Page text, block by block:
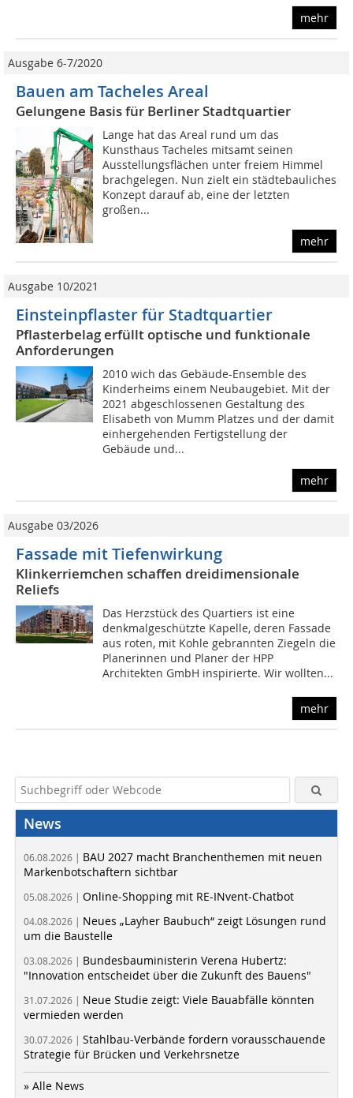
mehr
Ausgabe 6-7/2020
Bauen am Tacheles Areal
Gelungene Basis für Berliner Stadtquartier
Lange hat das Areal rund um das
Kunsthaus Tacheles mitsamt seinen
Ausstellungsflächen unter freiem Himmel
brachgelegen. Nun zielt ein städtebauliches
Konzept darauf ab, eine der letzten
großen...
mehr
Ausgabe 10/2021
Einsteinpflaster für Stadtquartier
Pflasterbelag erfüllt optische und funktionale
Anforderungen
2010 wich das Gebäude-Ensemble des
Kinderheims einem Neubaugebiet. Mit der
2021 abgeschlossenen Gestaltung des
Elisabeth von Mumm Platzes und der damit
einhergehenden Fertigstellung der
Gebäude und...
mehr
Ausgabe 03/2026
Fassade mit Tiefenwirkung
Klinkerriemchen schaffen dreidimensionale
Reliefs
Das Herzstück des Quartiers ist eine
denkmalgeschützte Kapelle, deren Fassade
aus roten, mit Kohle gebrannten Ziegeln die
Planerinnen und Planer der HPP
Architekten GmbH inspirierte. Wir wollten...
mehr
News
06.08.2026 | BAU 2027 macht Branchenthemen mit neuen
Markenbotschaftern sichtbar
05.08.2026 | Online-Shopping mit RE-INvent-Chatbot
04.08.2026 | Neues „Layher Baubuch“ zeigt Lösungen rund
um die Baustelle
03.08.2026 | Bundesbauministerin Verena Hubertz:
"Innovation entscheidet über die Zukunft des Bauens"
31.07.2026 | Neue Studie zeigt: Viele Bauabfälle könnten
vermieden werden
30.07.2026 | Stahlbau-Verbände fordern vorausschauende
Strategie für Brücken und Verkehrsnetze
» Alle News